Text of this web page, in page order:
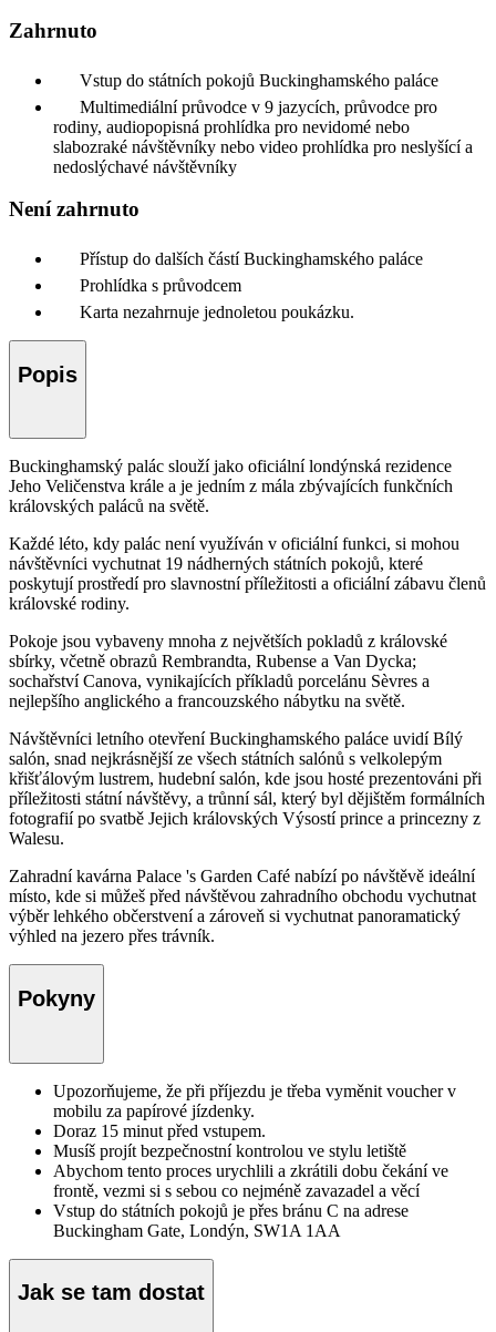
Zahrnuto
Vstup do státních pokojů Buckinghamského paláce
Multimediální průvodce v 9 jazycích, průvodce pro
rodiny, audiopopisná prohlídka pro nevidomé nebo
slabozraké návštěvníky nebo video prohlídka pro neslyšící a
nedoslýchavé návštěvníky
Není zahrnuto
Přístup do dalších částí Buckinghamského paláce
Prohlídka s průvodcem
Karta nezahrnuje jednoletou poukázku.
Popis
Buckinghamský palác slouží jako oficiální londýnská rezidence
Jeho Veličenstva krále a je jedním z mála zbývajících funkčních
královských paláců na světě.
Každé léto, kdy palác není využíván v oficiální funkci, si mohou
návštěvníci vychutnat 19 nádherných státních pokojů, které
poskytují prostředí pro slavnostní příležitosti a oficiální zábavu členů
královské rodiny.
Pokoje jsou vybaveny mnoha z největších pokladů z královské
sbírky, včetně obrazů Rembrandta, Rubense a Van Dycka;
sochařství Canova, vynikajících příkladů porcelánu Sèvres a
nejlepšího anglického a francouzského nábytku na světě.
Návštěvníci letního otevření Buckinghamského paláce uvidí Bílý
salón, snad nejkrásnější ze všech státních salónů s velkolepým
křišťálovým lustrem, hudební salón, kde jsou hosté prezentováni při
příležitosti státní návštěvy, a trůnní sál, který byl dějištěm formálních
fotografií po svatbě Jejich královských Výsostí prince a princezny z
Walesu.
Zahradní kavárna Palace 's Garden Café nabízí po návštěvě ideální
místo, kde si můžeš před návštěvou zahradního obchodu vychutnat
výběr lehkého občerstvení a zároveň si vychutnat panoramatický
výhled na jezero přes trávník.
Pokyny
Upozorňujeme, že při příjezdu je třeba vyměnit voucher v
mobilu za papírové jízdenky.
Doraz 15 minut před vstupem.
Musíš projít bezpečnostní kontrolou ve stylu letiště
Abychom tento proces urychlili a zkrátili dobu čekání ve
frontě, vezmi si s sebou co nejméně zavazadel a věcí
Vstup do státních pokojů je přes bránu C na adrese
Buckingham Gate, Londýn, SW1A 1AA
Jak se tam dostat